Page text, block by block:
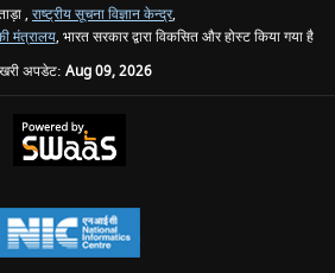
, राष्ट्रीय सूचना विज्ञान केन्द्र,
मंत्रालय, भारत सरकार द्वारा विकसित और होस्ट किया गया है
अपडेट: Aug 09, 2026